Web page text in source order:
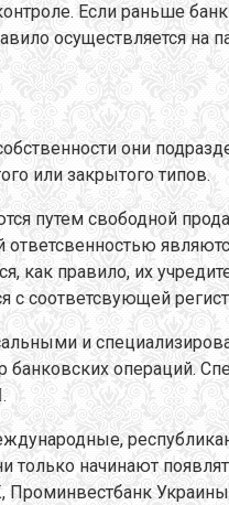
Если раньше
осуществляется
они
или закрытого типов.
путем свободной
правило, их
с соответсвующей
и
операций.
только начинают